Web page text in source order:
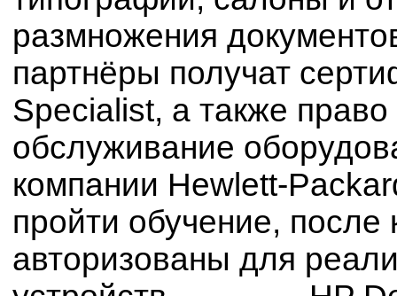
размножения
партнёры получат
Specialist, а также
обслуживание
компании Hewlett-
пройти обучение, после
авторизованы для